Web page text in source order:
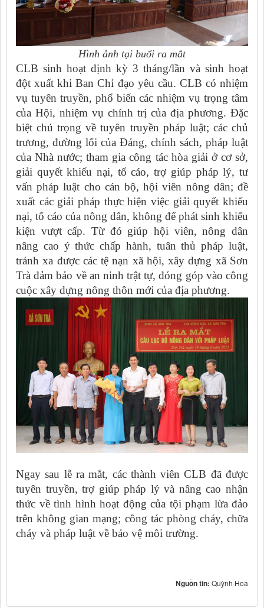
Hình ảnh tại buổi ra mắt
CLB sinh hoạt định kỳ 3 tháng/lần và sinh hoạt
đột xuất khi Ban Chỉ đạo yêu cầu. CLB có nhiệm
vụ tuyên truyền, phổ biến các nhiệm vụ trọng tâm
của Hội, nhiệm vụ chính trị của địa phương. Đặc
biệt chú trọng về tuyên truyền pháp luật; các chủ
trương, đường lối của Đảng, chính sách, pháp luật
của Nhà nước; tham gia công tác hòa giải ở cơ sở,
giải quyết khiếu nại, tố cáo, trợ giúp pháp lý, tư
vấn pháp luật cho cán bộ, hội viên nông dân; đề
xuất các giải pháp thực hiện việc giải quyết khiếu
nại, tố cáo của nông dân, không để phát sinh khiếu
kiện vượt cấp. Từ đó giúp hội viên, nông dân
nâng cao ý thức chấp hành, tuân thủ pháp luật,
tránh xa được các tệ nạn xã hội, xây dựng xã Sơn
Trà đảm bảo về an ninh trật tự, đóng góp vào công
cuộc xây dựng nông thôn mới của địa phương.
Ngay sau lễ ra mắt, các thành viên CLB đã được
tuyên truyền, trợ giúp pháp lý và nâng cao nhận
thức về tình hình hoạt động của tội phạm lừa đảo
trên không gian mạng; công tác phòng cháy, chữa
cháy và pháp luật về bảo vệ môi trường.
Nguồn tin: Quỳnh Hoa